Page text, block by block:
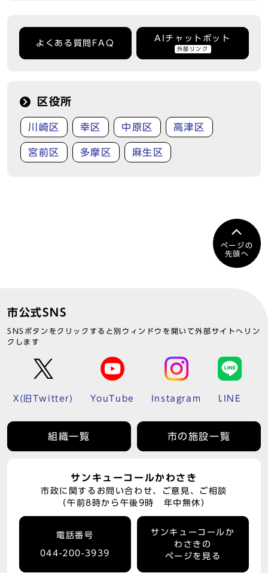
よくある質問FAQ
AIチャットボット
外部リンク
区役所
川崎区 幸区 中原区 高津区
宮前区 多摩区 麻生区
ページの
先頭へ
市公式SNS
SNSボタンをクリックすると別ウィンドウを開いて外部サイトへリン
クします
X(旧Twitter) YouTube Instagram LINE
組織一覧 市の施設一覧
サンキューコールかわさき
市政に関するお問い合わせ、ご意見、ご相談
（午前8時から午後9時 年中無休）
電話番号
044-200-3939
サンキューコールか
わさきの
ページを見る